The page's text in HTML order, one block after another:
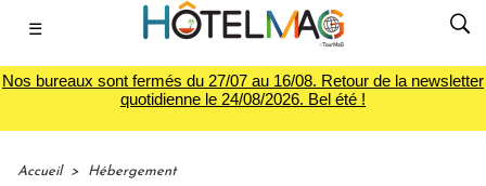
☰
Nos bureaux sont fermés du 27/07 au 16/08. Retour de la newsletter
quotidienne le 24/08/2026. Bel été !
Accueil > Hébergement